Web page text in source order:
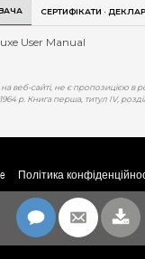
СЕРТИФІКАТИ ·
User Manual
веб-сайті, не є пропозицією в
1964 р. Книга перша, титул IV,
Політика